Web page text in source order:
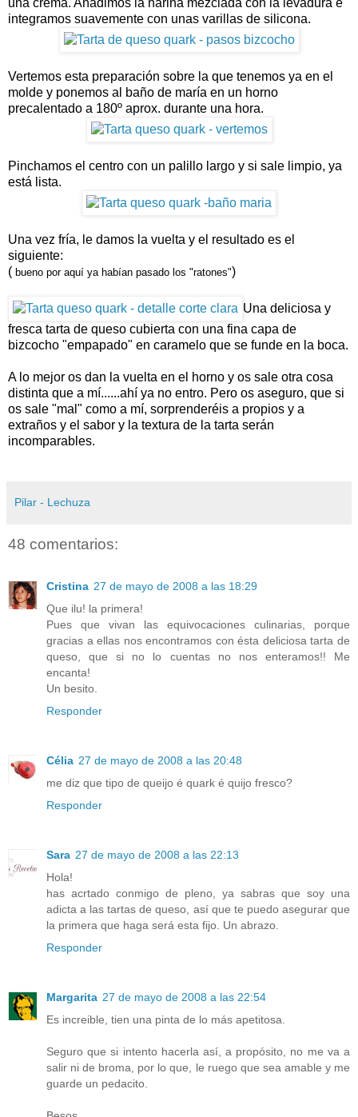
una crema. Añadimos la harina mezclada con la levadura e
integramos suavemente con unas varillas de silicona.
Vertemos esta preparación sobre la que tenemos ya en el
molde y ponemos al baño de maría en un horno
precalentado a 180º aprox. durante una hora.
Pinchamos el centro con un palillo largo y si sale limpio, ya
está lista.
Una vez fría, le damos la vuelta y el resultado es el
siguiente:
( bueno por aquí ya habían pasado los "ratones")
Una deliciosa y
fresca tarta de queso cubierta con una fina capa de
bizcocho "empapado" en caramelo que se funde en la boca.
A lo mejor os dan la vuelta en el horno y os sale otra cosa
distinta que a mí......ahí ya no entro. Pero os aseguro, que si
os sale "mal" como a mí, sorprenderéis a propios y a
extraños y el sabor y la textura de la tarta serán
incomparables.
Pilar - Lechuza
48 comentarios:
Cristina 27 de mayo de 2008 a las 18:29
Que ilu! la primera!
Pues que vivan las equivocaciones culinarias, porque
gracias a ellas nos encontramos con ésta deliciosa tarta de
queso, que si no lo cuentas no nos enteramos!! Me
encanta!
Un besito.
Responder
Célia 27 de mayo de 2008 a las 20:48
me diz que tipo de queijo é quark é quijo fresco?
Responder
Sara 27 de mayo de 2008 a las 22:13
Hola!
has acrtado conmigo de pleno, ya sabras que soy una
adicta a las tartas de queso, así que te puedo asegurar que
la primera que haga será esta fijo. Un abrazo.
Responder
Margarita 27 de mayo de 2008 a las 22:54
Es increible, tien una pinta de lo más apetitosa.
Seguro que si intento hacerla así, a propósito, no me va a
salir ni de broma, por lo que, le ruego que sea amable y me
guarde un pedacito.